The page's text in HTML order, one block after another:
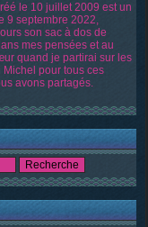
le 10 juillet 2009 est un
9 septembre 2022,
son sac à dos de
mes pensées et au
quand je partirai sur les
pour tous ces
avons partagés.